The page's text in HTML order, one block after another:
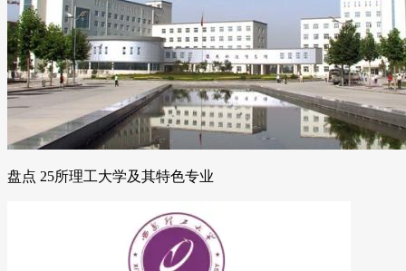
盘点 25所理工大学及其特色专业